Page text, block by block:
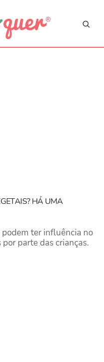
HÁ UMA
podem ter influência no
parte das crianças.